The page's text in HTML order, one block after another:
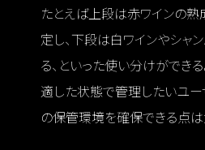
たとえば上段は赤ワインの
定し、下段は白ワインやシ
る、といった使い分けができる
適した状態で管理したいユー
の保管環境を確保できる点は